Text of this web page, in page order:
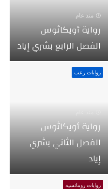
منذ عام
رواية أويكاثوس
الفصل الرابع بشري إياد
روايات رعب
رواية أويكاثوس
الفصل الثاني بشري
إياد
روايات رومانسيه